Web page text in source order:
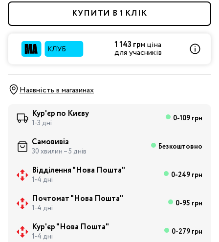
КУПИТИ В 1 КЛІК
1 143 грн ціна
для учасників
Наявність в магазинах
Кур'єр по Києву
1-3 дні 0-109 грн
Самовивіз
30 хвилин – 5 днів Безкоштовно
Відділення "Нова Пошта"
1-4 дні 0-249 грн
Почтомат "Нова Пошта"
1-4 дні 0-95 грн
Кур'єр "Нова Пошта"
1-4 дні 0-279 грн